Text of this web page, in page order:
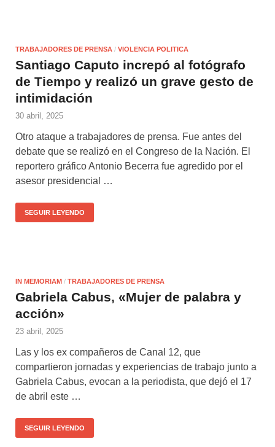
TRABAJADORES DE PRENSA / VIOLENCIA POLITICA
Santiago Caputo increpó al fotógrafo
de Tiempo y realizó un grave gesto de
intimidación
30 abril, 2025
Otro ataque a trabajadores de prensa. Fue antes del
debate que se realizó en el Congreso de la Nación. El
reportero gráfico Antonio Becerra fue agredido por el
asesor presidencial …
SEGUIR LEYENDO
IN MEMORIAM / TRABAJADORES DE PRENSA
Gabriela Cabus, «Mujer de palabra y
acción»
23 abril, 2025
Las y los ex compañeros de Canal 12, que
compartieron jornadas y experiencias de trabajo junto a
Gabriela Cabus, evocan a la periodista, que dejó el 17
de abril este …
SEGUIR LEYENDO